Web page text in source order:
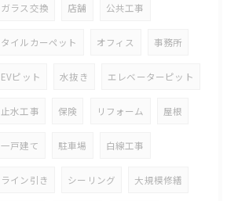
ガラス交換 店舗 公共工事
タイルカーペット オフィス 事務所
EVピット 水抜き エレベーターピット
止水工事 保険 リフォーム 屋根
一戸建て 駐車場 白線工事
ライン引き シーリング 大規模修繕